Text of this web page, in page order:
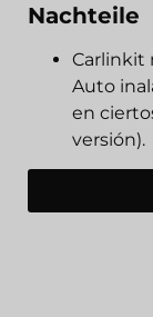
Nachteile
Carlinkit
Auto
en
versión).